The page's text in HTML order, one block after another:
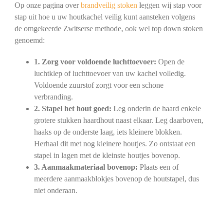
Op onze pagina overbrandveilig stoken leggen wij stap voor
stap uit hoe u uw houtkachel veilig kunt aansteken volgens
de omgekeerde Zwitserse methode, ook wel top down stoken
genoemd:
1. Zorg voor voldoende luchttoevoer: Open de
luchtklep of luchttoevoer van uw kachel volledig.
Voldoende zuurstof zorgt voor een schone
verbranding.
2. Stapel het hout goed: Leg onderin de haard enkele
grotere stukken haardhout naast elkaar. Leg daarboven,
haaks op de onderste laag, iets kleinere blokken.
Herhaal dit met nog kleinere houtjes. Zo ontstaat een
stapel in lagen met de kleinste houtjes bovenop.
3. Aanmaakmateriaal bovenop: Plaats een of
meerdere aanmaakblokjes bovenop de houtstapel, dus
niet onderaan.